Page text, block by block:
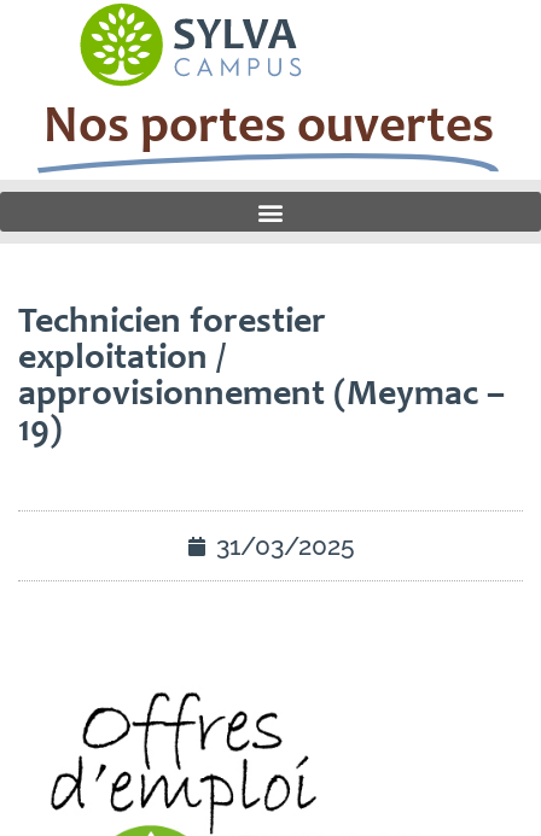
Nos portes ouvertes
Technicien forestier
exploitation /
approvisionnement (Meymac –
19)
31/03/2025